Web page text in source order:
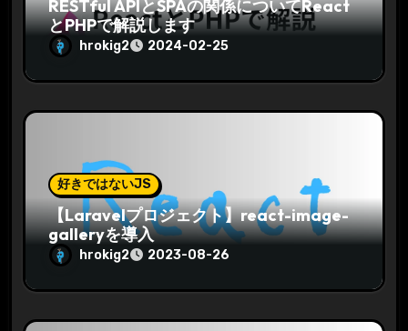
RESTful APIとSPAの関係についてReact
とPHPで解説します
hrokig2 2024-02-25
好きではないJS
【Laravelプロジェクト】react-image-
galleryを導入
hrokig2 2023-08-26